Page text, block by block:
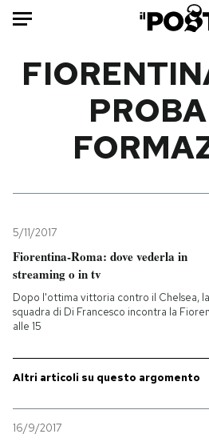
Mondo
Internet
Scienza
Cultura
Economia
Sport
5/11/2017
Fiorentina-Roma: dove vederla in
streaming o in tv
Dopo l'ottima vittoria contro il Chelsea, la
squadra di Di Francesco incontra la
alle 15
Altri articoli su questo argomento
16/9/2017